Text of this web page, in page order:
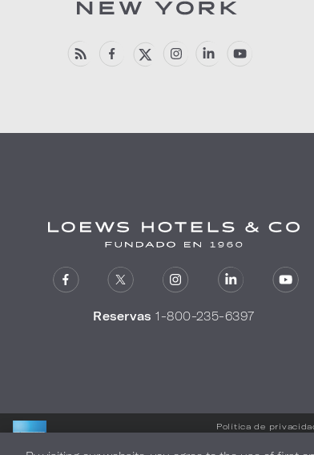
Reservas 1-800-235-6397
Política de